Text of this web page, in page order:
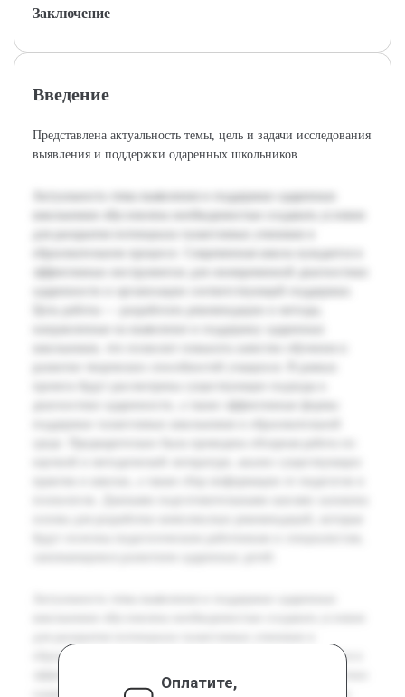
Заключение
Введение
Представлена актуальность темы, цель и задачи исследования
выявления и поддержки одаренных школьников.
образовательном процессе. Современная школа нуждается в
эффективных инструментах для своевременной диагностики
одаренности и организации соответствующей поддержки.
Оплатите,